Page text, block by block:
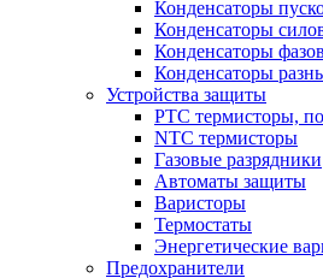
Конденсаторы
Конденсаторы
Конденсаторы
Конденсаторы
Устройства защиты
PTC термисторы,
NTC термисторы
Газовые разрядники
Автоматы защиты
Варисторы
Термостаты
Энергетические
Предохранители